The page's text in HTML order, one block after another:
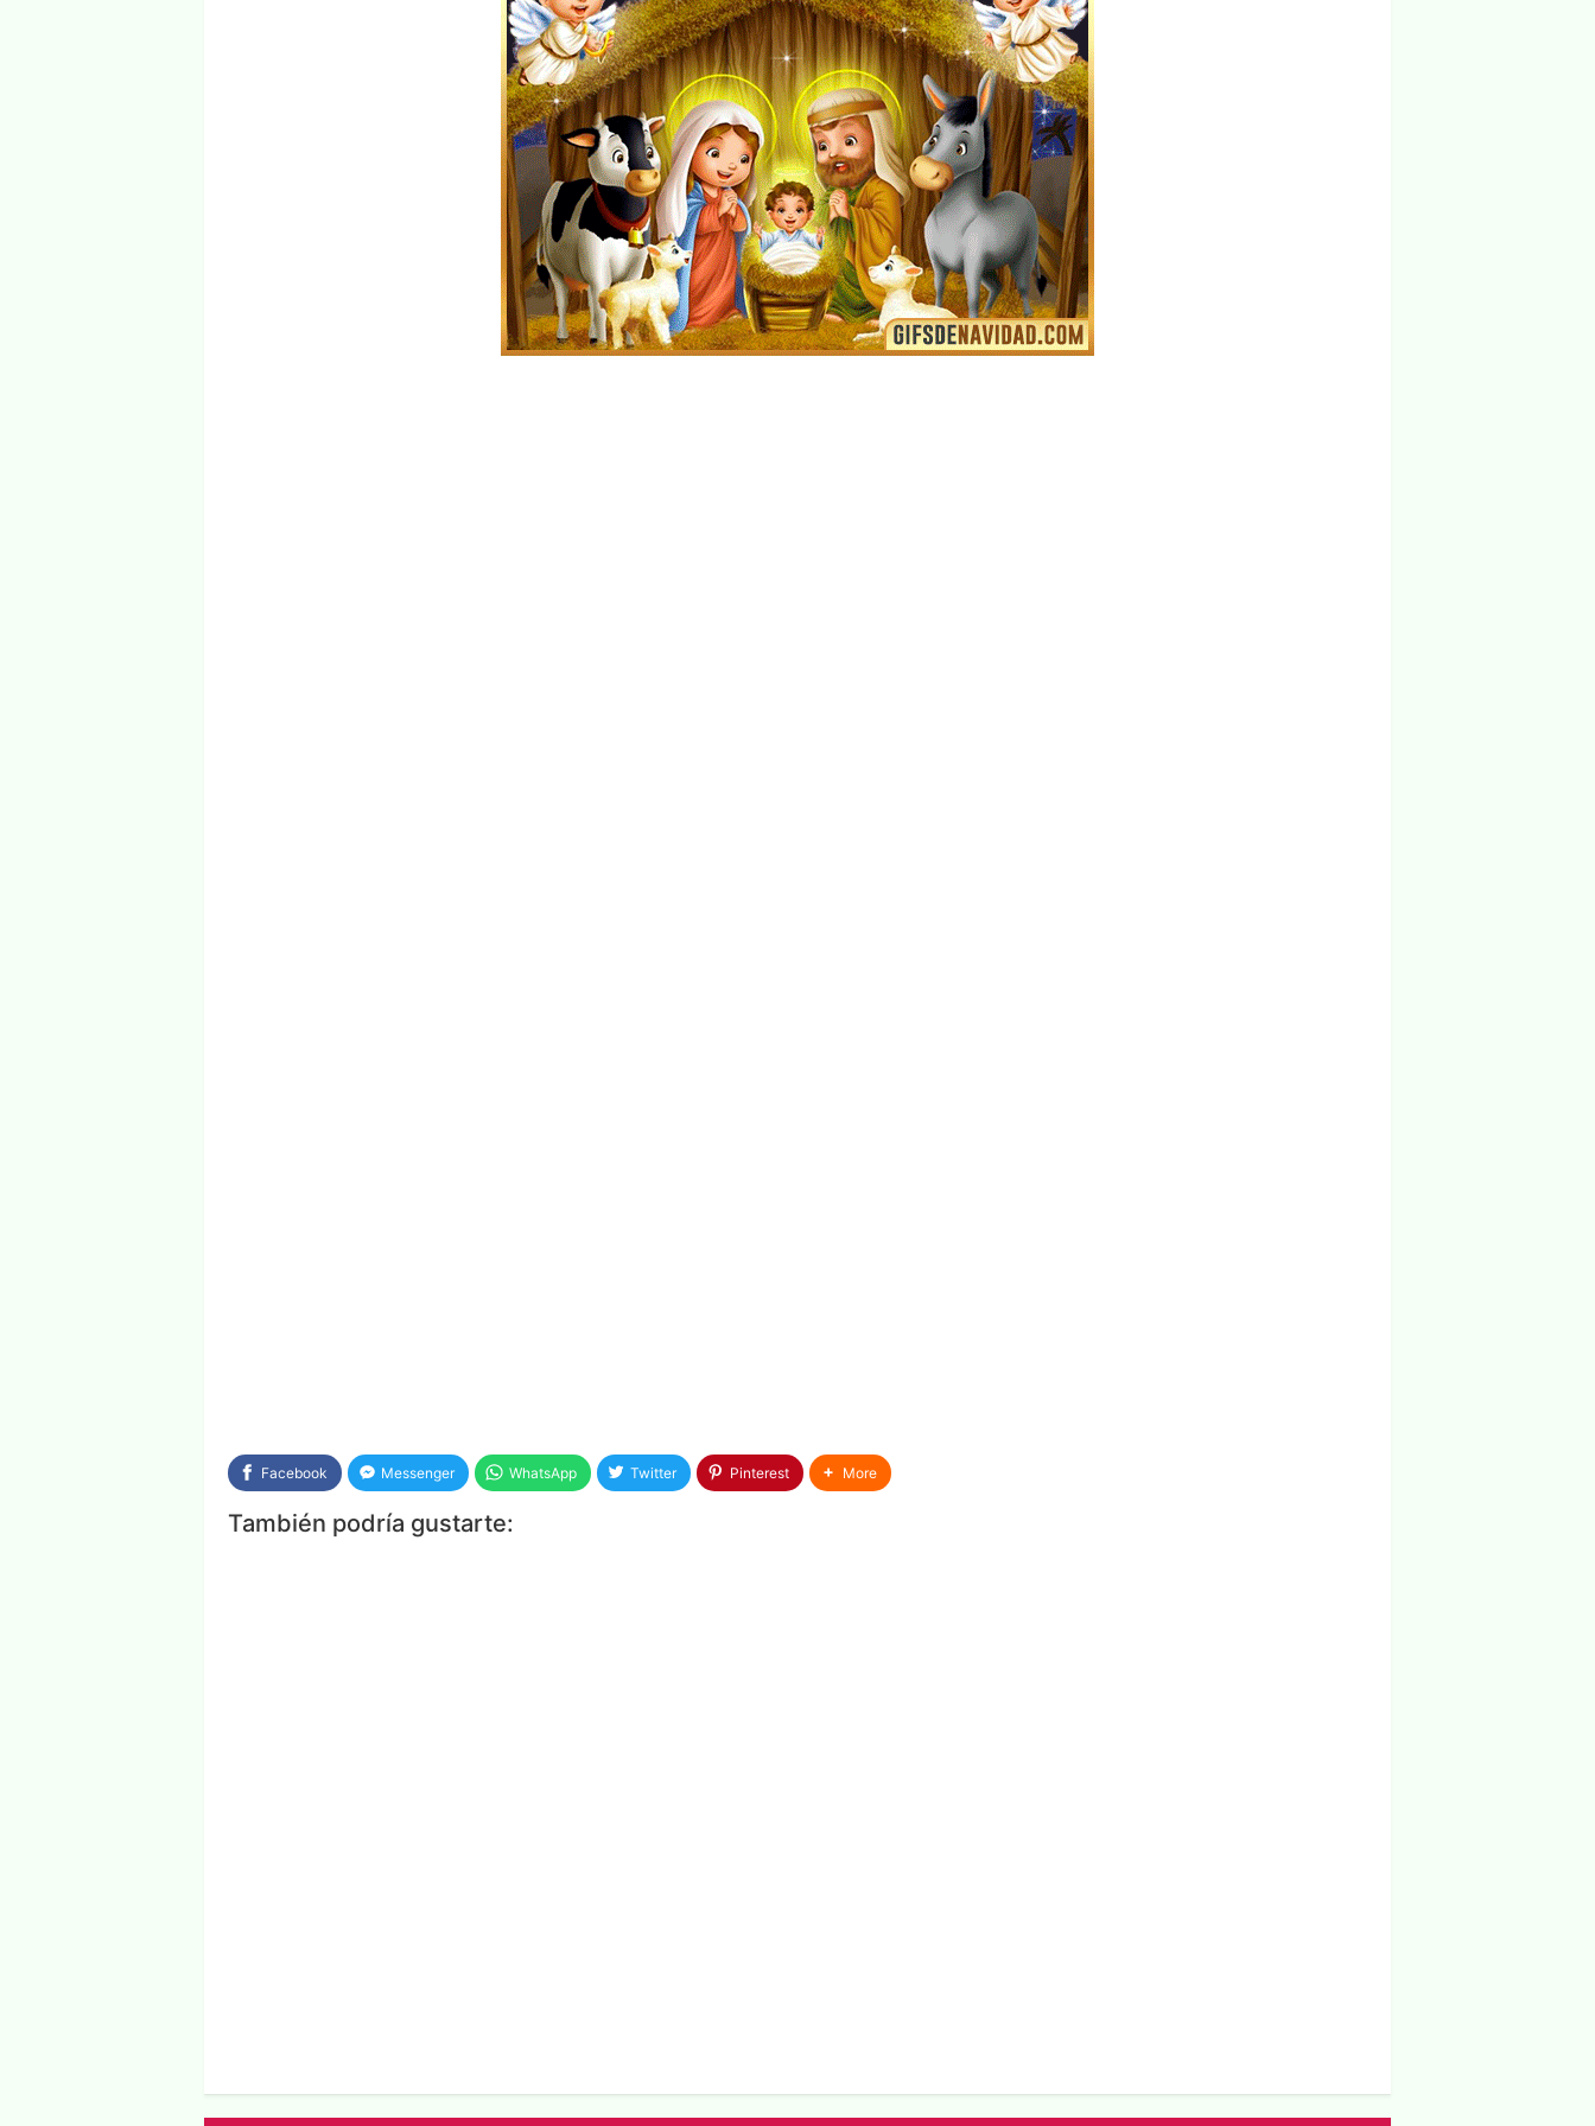
Facebook Messenger WhatsApp Twitter Pinterest More
También podría gustarte: